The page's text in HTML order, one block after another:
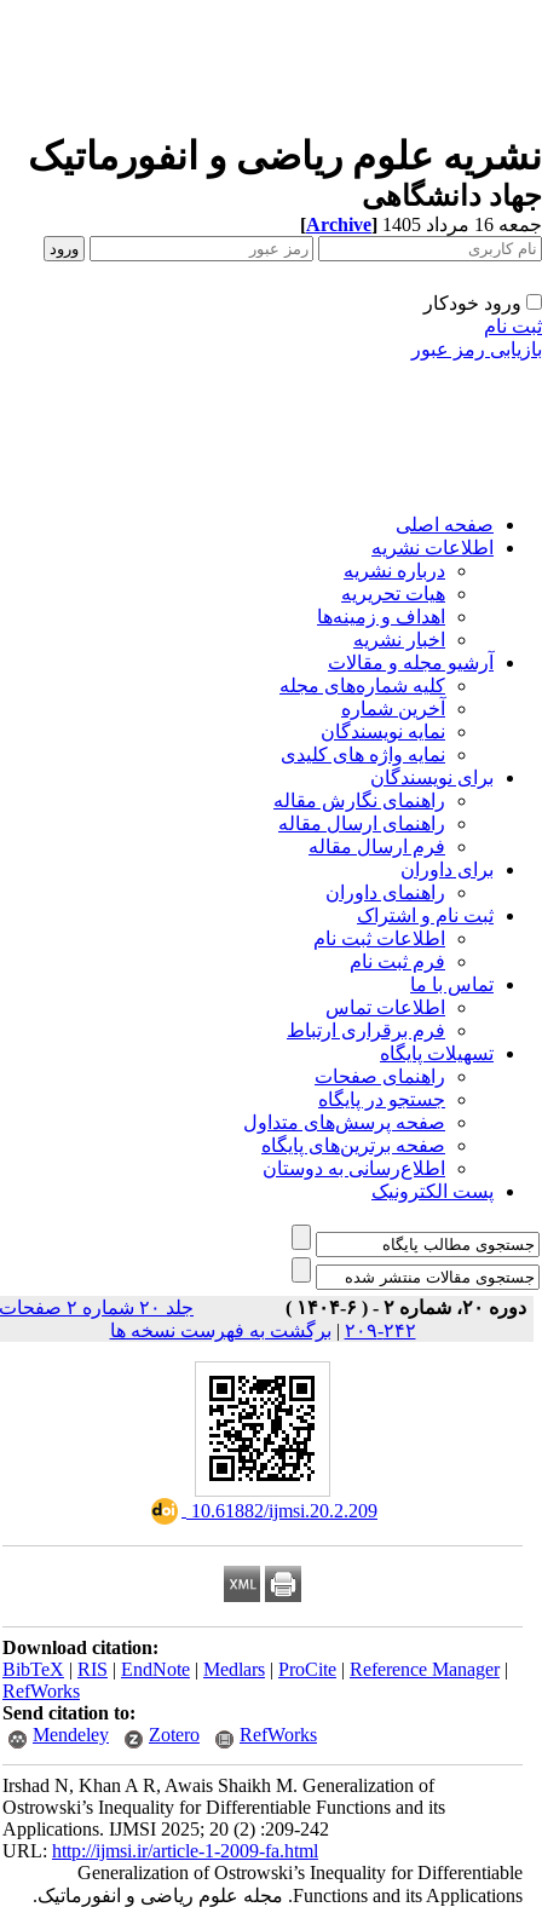
علوم ریاضی و انفورماتیک
دانشگاهی
مرداد 1405 [Archive]
ورود خودکار
نام
رمز عبور
صفحه اصلی
اطلاعات نشریه
درباره نشریه
هیات تحریریه
اهداف و زمینه‌ها
اخبار نشریه
آرشیو مجله و مقالات
کلیه شماره‌های مجله
آخرین شماره
نمایه نویسندگان
نمایه واژه های کلیدی
برای نویسندگان
راهنمای نگارش مقاله
راهنمای ارسال مقاله
فرم ارسال مقاله
برای داوران
راهنمای داوران
ثبت نام و اشتراک
اطلاعات ثبت نام
فرم ثبت نام
تماس با ما
اطلاعات تماس
فرم برقراری ارتباط
تسهیلات پایگاه
راهنمای صفحات
جستجو در پایگاه
صفحه پرسش‌های متداول
صفحه برترین‌های پایگاه
اطلاع‌رسانی به دوستان
پست الکترونیک
دوره ۲۰، شماره ۲ - ( ۶-۱۴۰۴ )
جلد ۲۰ شماره ۲ صفحات
۲۴۲-۲۰۹
|برگشت به فهرست نسخه ها
‎ 10.61882/ijmsi.20.2.209
Download citation:
BibTeX|RIS|EndNote|Medlars|ProCite|Reference Manager
RefWorks
Send citation to:
Mendeley
Zotero RefWorks
Irshad N, Khan A R, Awais Shaikh M. Generalization of
Ostrowski’s Inequality for Differentiable Functions and its
Applications. IJMSI 2025; 20 (2) :209-242
URL:http://ijmsi.ir/article-1-2009-fa.html
Generalization of Ostrowski’s Inequality for Differentiable
Functions and its Applications. مجله علوم ریاضی و انفورماتیک.